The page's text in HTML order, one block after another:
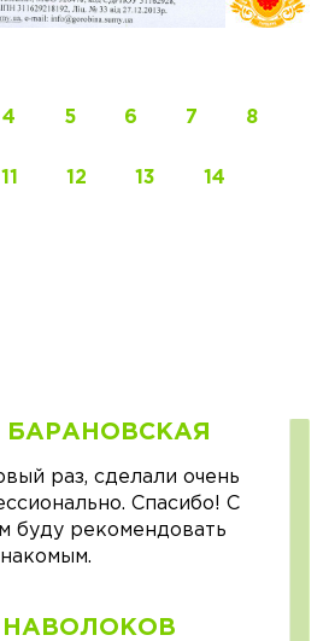
4 5 6 7 8
11 12 13 14
БАРАНОВСКАЯ
раз, сделали очень
Спасибо! С
буду рекомендовать
НАВОЛОКОВ